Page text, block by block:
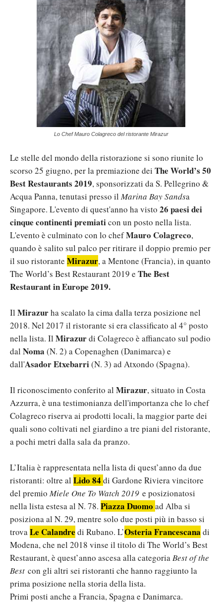
Lo Chef Mauro Colagreco del ristorante Mirazur
Le stelle del mondo della ristorazione si sono riunite lo
scorso 25 giugno, per la premiazione dei The World’s 50
Best Restaurants 2019, sponsorizzati da S. Pellegrino &
Acqua Panna, tenutasi presso ilMarina Bay Sandsa
Singapore. L'evento di quest'anno ha visto 26 paesi dei
cinque continenti premiaticon un posto nella lista.
L'evento è culminato con lo chefMauro Colagreco,
quando è salito sul palco per ritirare il doppio premio per
il suo ristorante Mirazur, a Mentone (Francia), in quanto
The World’s Best Restaurant 2019 e The Best
Restaurant in Europe 2019.
Il Mirazurha scalato la cima dalla terza posizione nel
2018. Nel 2017 il ristorante si era classificato al 4° posto
nella lista. Il Mirazurdi Colagreco è affiancato sul podio
dal Noma (N. 2) a Copenaghen (Danimarca) e
dall'Asador Etxebarri(N. 3) ad Atxondo (Spagna).
Il riconoscimento conferito al Mirazur, situato in Costa
Azzurra, è una testimonianza dell'importanza che lo chef
Colagreco riserva ai prodotti locali, la maggior parte dei
quali sono coltivati nel giardino a tre piani del ristorante,
a pochi metri dalla sala da pranzo.
L’Italia è rappresentata nella lista di quest’anno da due
ristoranti: oltre al Lido 84 di Gardone Riviera vincitore
del premioMiele One To Watch 2019 e posizionatosi
nella lista estesa al N. 78. Piazza Duomo ad Alba si
posiziona al N. 29, mentre solo due posti più in basso si
trovaLe Calandre di Rubano. L’Osteria Francescana di
Modena, che nel 2018 vinse il titolo di The World’s Best
Restaurant, è quest’anno ascesa alla categoriaBest of the
Best con gli altri sei ristoranti che hanno raggiunto la
prima posizione nella storia della lista.
Primi posti anche a Francia, Spagna e Danimarca.